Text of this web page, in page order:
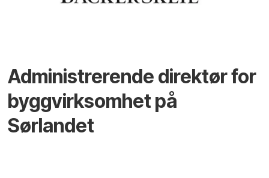
Administrerende direktør for
byggvirksomhet på
Sørlandet